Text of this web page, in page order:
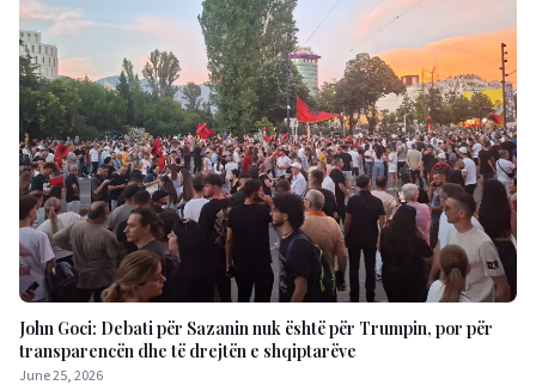
John Goci: Debati për Sazanin nuk është për Trumpin, por për
transparencën dhe të drejtën e shqiptarëve
June 25, 2026